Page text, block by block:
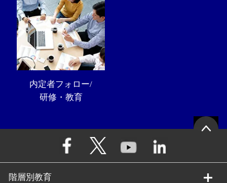
内定者フォロー/
研修・教育
階層別教育